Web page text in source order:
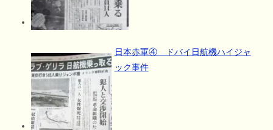
日本赤軍④ ドバイ日航機ハイジャ
ック事件